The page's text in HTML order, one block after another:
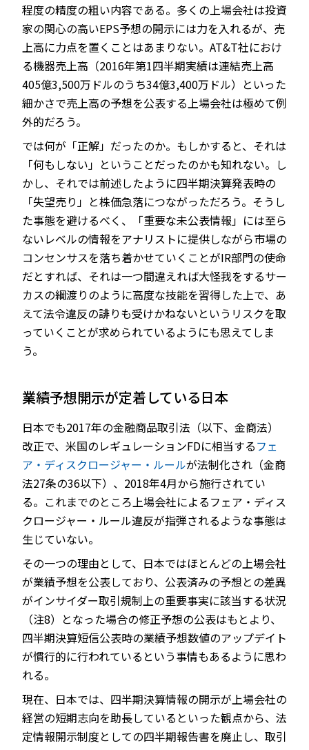
程度の精度の粗い内容である。多くの上場会社は投資
家の関心の高いEPS予想の開示には力を入れるが、売
上高に力点を置くことはあまりない。AT&T社におけ
る機器売上高（2016年第1四半期実績は連結売上高
405億3,500万ドルのうち34億3,400万ドル）といった
細かさで売上高の予想を公表する上場会社は極めて例
外的だろう。
では何が「正解」だったのか。もしかすると、それは
「何もしない」ということだったのかも知れない。し
かし、それでは前述したように四半期決算発表時の
「失望売り」と株価急落につながっただろう。そうし
た事態を避けるべく、「重要な未公表情報」には至ら
ないレベルの情報をアナリストに提供しながら市場の
コンセンサスを落ち着かせていくことがIR部門の使命
だとすれば、それは一つ間違えれば大怪我をするサー
カスの綱渡りのように高度な技能を習得した上で、あ
えて法令違反の誹りも受けかねないというリスクを取
っていくことが求められているようにも思えてしま
う。
業績予想開示が定着している日本
日本でも2017年の金融商品取引法（以下、金商法）
改正で、米国のレギュレーションFDに相当するフェ
ア・ディスクロージャー・ルールが法制化され（金商
法27条の36以下）、2018年4月から施行されてい
る。これまでのところ上場会社によるフェア・ディス
クロージャー・ルール違反が指弾されるような事態は
生じていない。
その一つの理由として、日本ではほとんどの上場会社
が業績予想を公表しており、公表済みの予想との差異
がインサイダー取引規制上の重要事実に該当する状況
（注8）となった場合の修正予想の公表はもとより、
四半期決算短信公表時の業績予想数値のアップデイト
が慣行的に行われているという事情もあるように思わ
れる。
現在、日本では、四半期決算情報の開示が上場会社の
経営の短期志向を助長しているといった観点から、法
定情報開示制度としての四半期報告書を廃止し、取引